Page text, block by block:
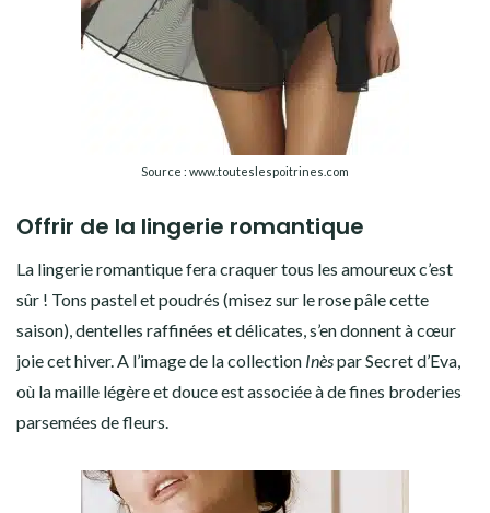
Source : www.touteslespoitrines.com
Offrir de la lingerie romantique
La lingerie romantique fera craquer tous les amoureux c’est
sûr ! Tons pastel et poudrés (misez sur le rose pâle cette
saison), dentelles raffinées et délicates, s’en donnent à cœur
joie cet hiver. A l’image de la collection Inèspar Secret d’Eva,
où la maille légère et douce est associée à de fines broderies
parsemées de fleurs.